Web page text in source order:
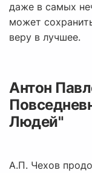
даже в самых
может
веру в лучшее.
Антон
Людей"
А.П. Чехов